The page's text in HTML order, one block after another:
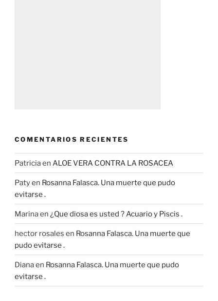
COMENTARIOS RECIENTES
Patriciaen ALOE VERA CONTRA LA ROSACEA
Patyen Rosanna Falasca. Una muerte que pudo
evitarse .
Marinaen ¿Que diosa es usted ? Acuario y Piscis .
hector rosales en Rosanna Falasca. Una muerte que
pudo evitarse .
Dianaen Rosanna Falasca. Una muerte que pudo
evitarse .